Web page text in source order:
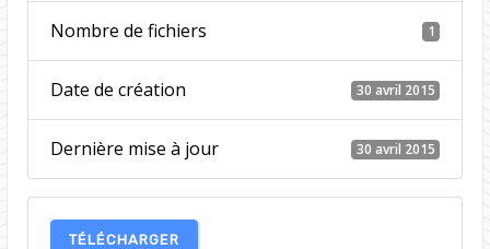
Nombre de fichiers 1
Date de création 30 avril 2015
Dernière mise à jour 30 avril 2015
TÉLÉCHARGER